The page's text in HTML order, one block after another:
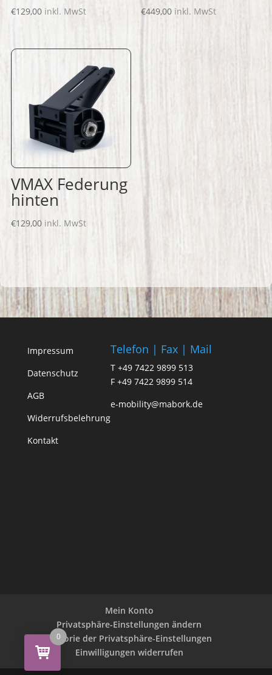
€129,00 inkl. MwSt €449,00 inkl. MwSt
VMAX Federung
hinten
€129,00 inkl. MwSt
Impressum
Datenschutz
AGB
Widerrufsbelehrung
Kontakt
Telefon | Fax | Mail
T +49 7422 9899 513
F +49 7422 9899 514
e-mobility@mabork.de
Mein Konto
Privatsphäre-Einstellungen ändern
Historie der Privatsphäre-Einstellungen
Einwilligungen widerrufen
0